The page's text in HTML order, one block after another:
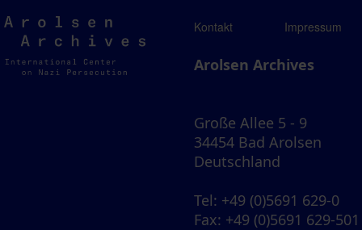
Arolsen
Archives
Kontakt Impressum
Arolsen Archives
Große Allee 5 - 9
34454 Bad Arolsen
Deutschland
Tel: +49 (0)5691 629-0
Fax: +49 (0)5691 629-501